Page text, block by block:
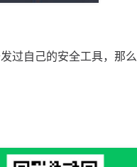
过自己的安全工具，那么